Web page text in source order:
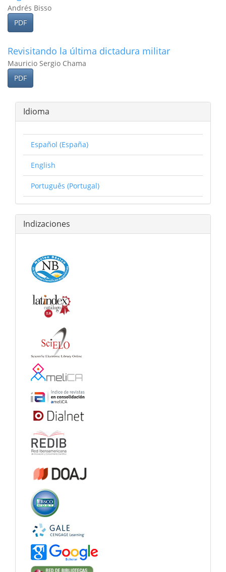
Andrés Bisso
PDF
Revisitando la última dictadura militar
Mauricio Sergio Chama
PDF
Idioma
Español (España)
English
Português (Portugal)
Indizaciones